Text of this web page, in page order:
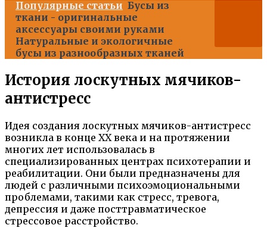
Популярные статьи Бусы из
ткани - оригинальные
аксессуары своими руками
Натуральные и экологичные
бусы из разнообразных тканей
История лоскутных мячиков-
антистресс
Идея создания лоскутных мячиков-антистресс
возникла в конце XX века и на протяжении
многих лет использовалась в
специализированных центрах психотерапии и
реабилитации. Они были предназначены для
людей с различными психоэмоциональными
проблемами, такими как стресс, тревога,
депрессия и даже посттравматическое
стрессовое расстройство.